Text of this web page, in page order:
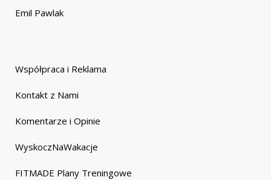
Emil Pawlak
Współpraca i Reklama
Kontakt z Nami
Komentarze i Opinie
WyskoczNaWakacje
FITMADE Plany Treningowe